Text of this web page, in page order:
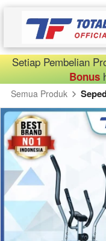
Setiap Pembelian
Bonus
Semua Produk